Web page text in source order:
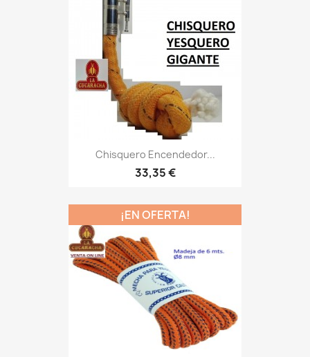
Chisquero Encendedor...
33,35 €
¡EN OFERTA!